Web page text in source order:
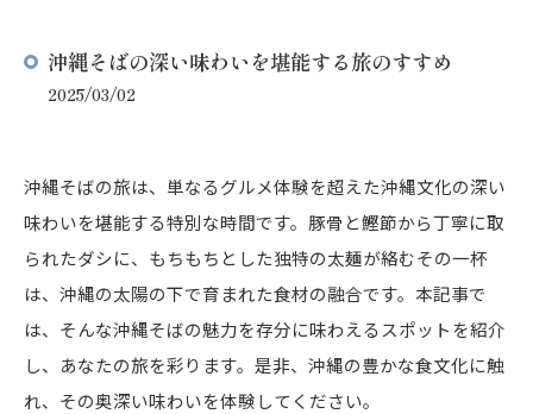
沖縄そばの深い味わいを堪能する旅のすすめ
2025/03/02
沖縄そばの旅は、単なるグルメ体験を超えた沖縄文化の深い
味わいを堪能する特別な時間です。豚骨と鰹節から丁寧に取
られたダシに、もちもちとした独特の太麺が絡むその一杯
は、沖縄の太陽の下で育まれた食材の融合です。本記事で
は、そんな沖縄そばの魅力を存分に味わえるスポットを紹介
し、あなたの旅を彩ります。是非、沖縄の豊かな食文化に触
れ、その奥深い味わいを体験してください。